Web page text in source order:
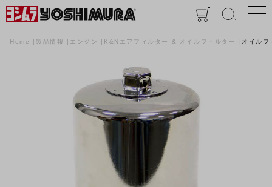
Home 製品情報 エンジン K&Nエアフィルター & オイルフィルター オイルフ